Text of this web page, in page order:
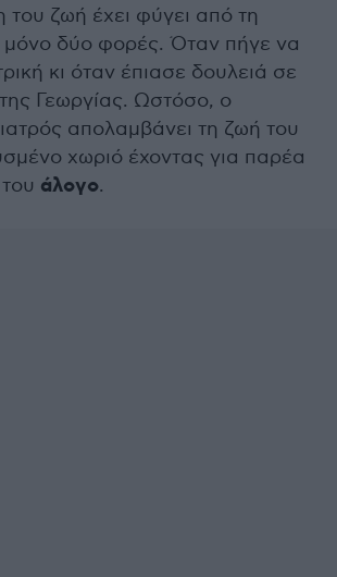
του ζωή έχει φύγει από τη
μόνο δύο φορές. Όταν πήγε να
κι όταν έπιασε δουλειά σε
Γεωργίας. Ωστόσο, ο
απολαμβάνει τη ζωή του
χωριό έχοντας για παρέα
άλογο.